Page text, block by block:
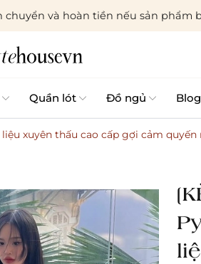
chuyển và hoàn tiền nếu sản phẩm
Quần lót Đồ ngủ Blog
xuyên thấu cao cấp gợi cảm